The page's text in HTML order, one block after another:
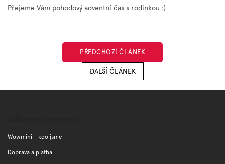
Přejeme Vám pohodový adventní čas s rodinkou :)
PŘEDCHOZÍ ČLÁNEK
DALŠÍ ČLÁNEK
Wowmini - kdo jsme
Doprava a platba